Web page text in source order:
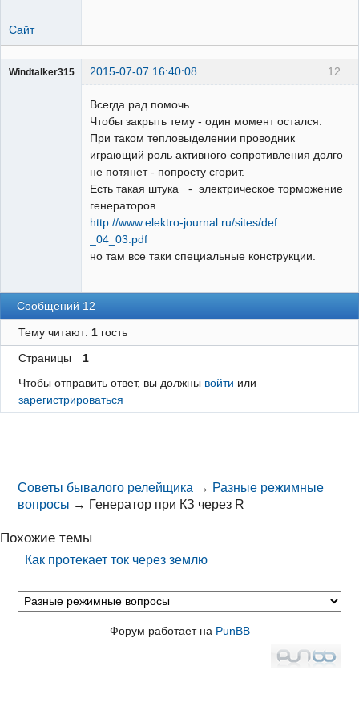
Сайт
12
Windtalker315 2015-07-07 16:40:08
Всегда рад помочь.
Чтобы закрыть тему - один момент остался.
При таком тепловыделении проводник
играющий роль активного сопротивления долго
не потянет - попросту сгорит.
Есть такая штука - электрическое торможение
генераторов
http://www.elektro-journal.ru/sites/def …
_04_03.pdf
но там все таки специальные конструкции.
Сообщений 12
Тему читают: 1гость
Страницы
1
Чтобы отправить ответ, вы должны войти или
зарегистрироваться
Советы бывалого релейщика → Разные режимные
вопросы → Генератор при КЗ через R
Похожие темы
Как протекает ток через землю
Форум работает на PunBB